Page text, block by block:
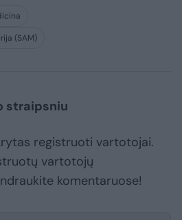
(SAM)
straipsniu
registruoti vartotojai.
vartotojų
komentaruose!